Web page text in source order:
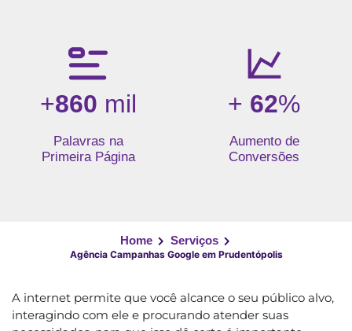
+860 mil
Palavras na
Primeira Página
+ 62%
Aumento de
Conversões
Home Serviços
Agência Campanhas Google em Prudentópolis
A internet permite que você alcance o seu público alvo,
interagindo com ele e procurando atender suas